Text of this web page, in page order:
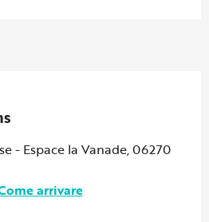
- Espace la Vanade, 06270
arrivare